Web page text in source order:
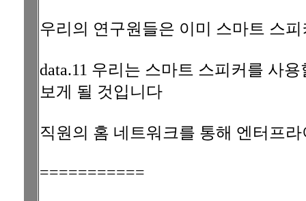
우리의 연구원들은 이미 스마트 스
data.11 우리는 스마트 스피커를 사
보게 될 것입니다
직원의 홈 네트워크를 통해 엔터프
===========